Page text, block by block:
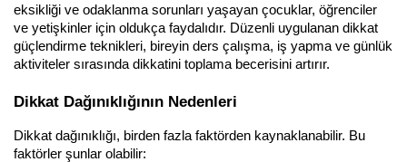
eksikliği ve odaklanma sorunları yaşayan çocuklar, öğrenciler
ve yetişkinler için oldukça faydalıdır. Düzenli uygulanan dikkat
güçlendirme teknikleri, bireyin ders çalışma, iş yapma ve günlük
aktiviteler sırasında dikkatini toplama becerisini artırır.
Dikkat Dağınıklığının Nedenleri
Dikkat dağınıklığı, birden fazla faktörden kaynaklanabilir. Bu
faktörler şunlar olabilir: